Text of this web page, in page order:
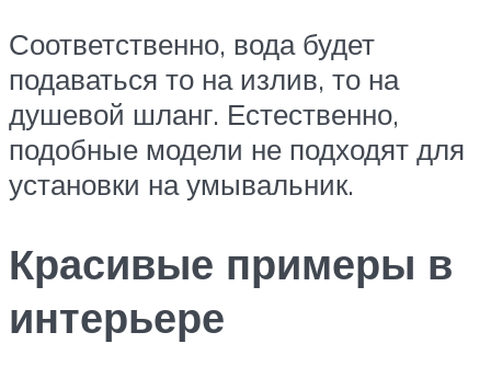
Соответственно, вода будет
подаваться то на излив, то на
душевой шланг. Естественно,
подобные модели не подходят для
установки на умывальник.
Красивые примеры в
интерьере